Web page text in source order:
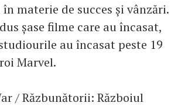
materie de succes și vânzări.
șase filme care au încasat,
au încasat peste 19
Marvel.
/ Răzbunătorii: Războiul